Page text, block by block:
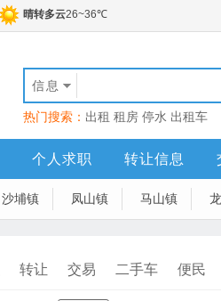
信息
热门搜索： 出租 租房 停水 出租车
个人求职 转让信息
沙埔镇 凤山镇 马山镇
转让 交易 二手车 便民